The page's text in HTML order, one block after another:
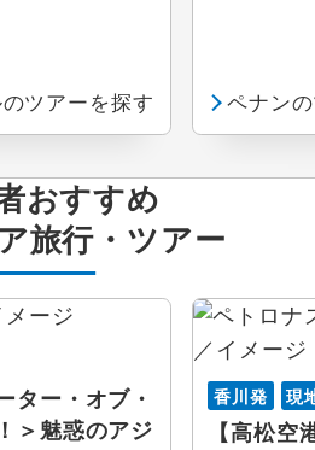
ツアーを探す ペナン
おすすめ
旅行・ツアー
ター・オブ・
＞魅惑のアジ
香川発 現
【高松空